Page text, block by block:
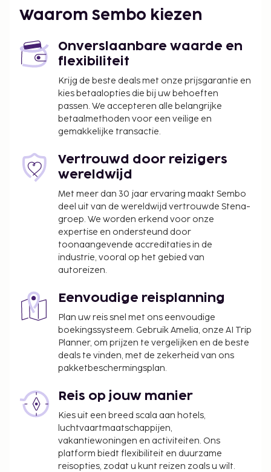
Waarom Sembo kiezen
Onverslaanbare waarde en
flexibiliteit
Krijg de beste deals met onze prijsgarantie en
kies betaalopties die bij uw behoeften
passen. We accepteren alle belangrijke
betaalmethoden voor een veilige en
gemakkelijke transactie.
Vertrouwd door reizigers
wereldwijd
Met meer dan 30 jaar ervaring maakt Sembo
deel uit van de wereldwijd vertrouwde Stena-
groep. We worden erkend voor onze
expertise en ondersteund door
toonaangevende accreditaties in de
industrie, vooral op het gebied van
autoreizen.
Eenvoudige reisplanning
Plan uw reis snel met ons eenvoudige
boekingssysteem. Gebruik Amelia, onze AI Trip
Planner, om prijzen te vergelijken en de beste
deals te vinden, met de zekerheid van ons
pakketbeschermingsplan.
Reis op jouw manier
Kies uit een breed scala aan hotels,
luchtvaartmaatschappijen,
vakantiewoningen en activiteiten. Ons
platform biedt flexibiliteit en duurzame
reisopties, zodat u kunt reizen zoals u wilt.